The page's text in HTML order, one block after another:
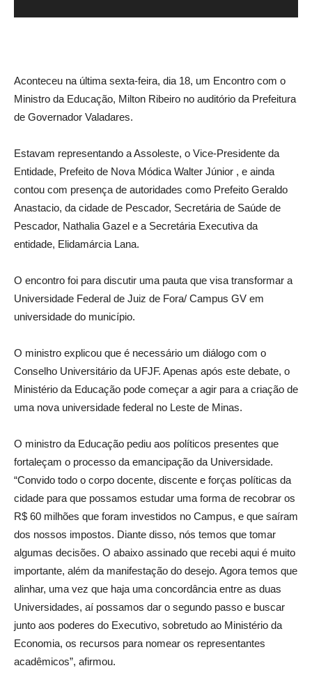
Aconteceu na última sexta-feira, dia 18, um Encontro com o
Ministro da Educação, Milton Ribeiro no auditório da Prefeitura
de Governador Valadares.
Estavam representando a Assoleste, o Vice-Presidente da
Entidade, Prefeito de Nova Módica Walter Júnior , e ainda
contou com presença de autoridades como Prefeito Geraldo
Anastacio, da cidade de Pescador, Secretária de Saúde de
Pescador, Nathalia Gazel e a Secretária Executiva da
entidade, Elidamárcia Lana.
O encontro foi para discutir uma pauta que visa transformar a
Universidade Federal de Juiz de Fora/ Campus GV em
universidade do município.
O ministro explicou que é necessário um diálogo com o
Conselho Universitário da UFJF. Apenas após este debate, o
Ministério da Educação pode começar a agir para a criação de
uma nova universidade federal no Leste de Minas.
O ministro da Educação pediu aos políticos presentes que
fortaleçam o processo da emancipação da Universidade.
“Convido todo o corpo docente, discente e forças políticas da
cidade para que possamos estudar uma forma de recobrar os
R$ 60 milhões que foram investidos no Campus, e que saíram
dos nossos impostos. Diante disso, nós temos que tomar
algumas decisões. O abaixo assinado que recebi aqui é muito
importante, além da manifestação do desejo. Agora temos que
alinhar, uma vez que haja uma concordância entre as duas
Universidades, aí possamos dar o segundo passo e buscar
junto aos poderes do Executivo, sobretudo ao Ministério da
Economia, os recursos para nomear os representantes
acadêmicos”, afirmou.